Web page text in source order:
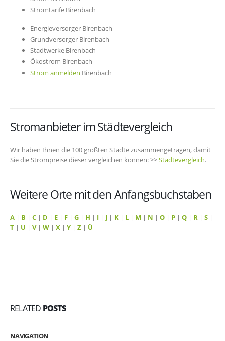
Stromtarife Birenbach
Energieversorger Birenbach
Grundversorger Birenbach
Stadtwerke Birenbach
Ökostrom Birenbach
Strom anmelden Birenbach
Stromanbieter im Städtevergleich
Wir haben Ihnen die 100 größten Städte zusammengetragen, damit
Sie die Strompreise dieser vergleichen können: >>Städtevergleich.
Weitere Orte mit den Anfangsbuchstaben
A | B | C | D | E | F | G | H | I | J | K | L | M | N | O | P | Q | R | S |
T | U | V| W | X | Y | Z | Ü
RELATED POSTS
NAVIGATION